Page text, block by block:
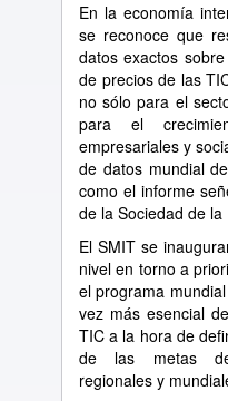
En la economía
se reconoce que
datos exactos
de precios de las
no sólo para el
para el
empresariales y
de datos mundial
como el informe
de la Sociedad de la
El SMIT se
nivel en torno a
el programa
vez más esencial
TIC a la hora de
de las metas de
regionales y